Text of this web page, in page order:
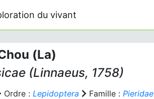
du vivant
(La)
(Linnaeus, 1758)
Ordre : Lepidoptera Famille : Pieridae